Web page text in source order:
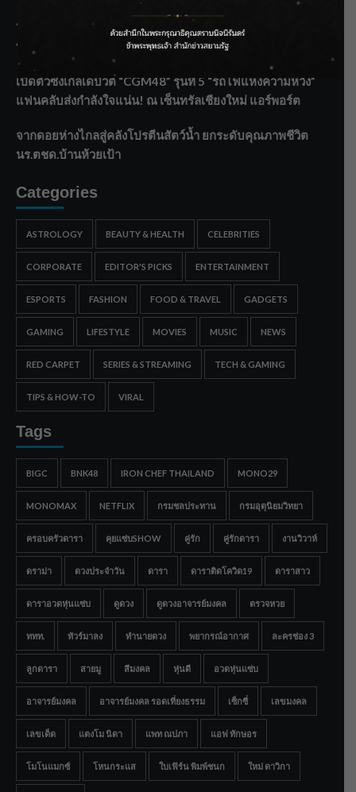
“สุริยะ” สั่งกรมชลฯ เฝ้าระวังน้ำ 24 ชม. รับมือฝนสิงหาคม
บริหารเชิงรุกลดเสี่ยงน้ำท่วม
เปิดตัวซิงเกิลเดบิวต์ “CGM48” รุ่นที่ 5 “รถไฟแห่งความหวัง”
แฟนคลับส่งกำลังใจแน่น! ณ เซ็นทรัลเชียงใหม่ แอร์พอร์ต
จากดอยห่างไกลสู่คลังโปรตีนสัตว์น้ำ ยกระดับคุณภาพชีวิต
นร.ตชด.บ้านห้วยเป้า
Categories
ASTROLOGY BEAUTY & HEALTH CELEBRITIES
CORPORATE EDITOR'S PICKS ENTERTAINMENT
ESPORTS FASHION FOOD & TRAVEL GADGETS
GAMING LIFESTYLE MOVIES MUSIC NEWS
RED CARPET SERIES & STREAMING TECH & GAMING
TIPS & HOW-TO VIRAL
Tags
BIGC BNK48 IRON CHEF THAILAND MONO29
MONOMAX NETFLIX กรมชลประทาน กรมอุตุนิยมวิทยา
ครอบครัวดารา คุยแซ่บSHOW คู่รัก คู่รักดารา งานวิวาห์
ดราม่า ดวงประจำวัน ดารา ดาราติดโควิด19 ดาราสาว
ดาราอวดหุ่นแซ่บ ดูดวง ดูดวงอาจารย์มงคล ตรวจหวย
ททท. ทัวร์มาลง ทำนายดวง พยากรณ์อากาศ ละครช่อง 3
ลูกดารา สายมู สีมงคล หุ่นดี อวดหุ่นแซ่บ
อาจารย์มงคล อาจารย์มงคล รอดเที่ยงธรรม เซ็กซี่ เลขมงคล
เลขเด็ด แตงโม นิดา แพท ณปภา แอฟ ทักษอร
โมโนแมกซ์ โหนกระแส ใบเฟิร์น พิมพ์ชนก ใหม่ ดาวิกา